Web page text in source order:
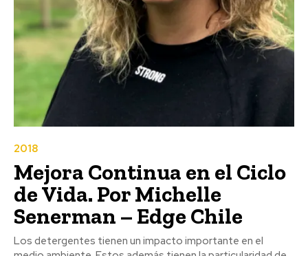
2018
Mejora Continua en el Ciclo
de Vida. Por Michelle
Senerman – Edge Chile
Los detergentes tienen un impacto importante en el